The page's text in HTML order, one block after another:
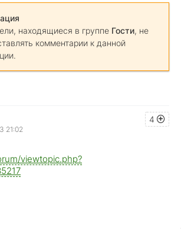
находящиеся в группе Гости, не
комментарии к данной
4
21:02
viewtopic.php?